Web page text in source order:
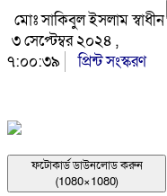
মোঃ সাকিবুল ইসলাম স্বাধীন
৩ সেপ্টেম্বর ২০২৪ ,
৭:০০:৩৯
প্রিন্ট সংস্করণ
ফটোকার্ড ডাউনলোড করুন
(1080×1080)